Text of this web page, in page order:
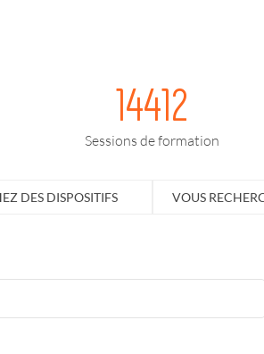
14412
Sessions de formation
DES DISPOSITIFS VOUS